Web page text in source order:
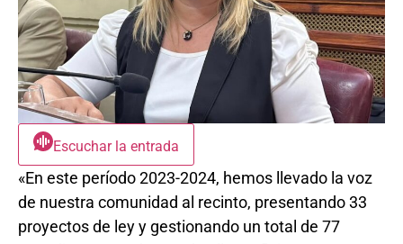
Escuchar la entrada
«En este período 2023-2024, hemos llevado la voz
de nuestra comunidad al recinto, presentando 33
proyectos de ley y gestionando un total de 77